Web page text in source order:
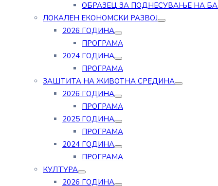
ОБРАЗЕЦ ЗА ПОДНЕСУВАЊЕ НА
ЛОКАЛЕН ЕКОНОМСКИ РАЗВОЈ
2026 ГОДИНА
ПРОГРАМА
2024 ГОДИНА
ПРОГРАМА
ЗАШТИТА НА ЖИВОТНА СРЕДИНА
2026 ГОДИНА
ПРОГРАМА
2025 ГОДИНА
ПРОГРАМА
2024 ГОДИНА
ПРОГРАМА
КУЛТУРА
2026 ГОДИНА